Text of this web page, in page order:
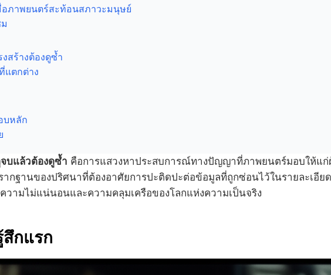
อภาพยนตร์สะท้อนสภาวะมนุษย์
สร้างต้องดูซ้ำ
แตกต่าง
บหลัก
บแล้วต้องดูซ้ำ คือการแสวงหาประสบการณ์ทางปัญญาที่ภาพยนตร์มอบให้แ
กฐานของปริศนาที่ต้องอาศัยการปะติดปะต่อข้อมูลที่ถูกซ่อนไว้ในรายละเอีย
วามไม่แน่นอนและความคลุมเครือของโลกแห่งความเป็นจริง
กแรก